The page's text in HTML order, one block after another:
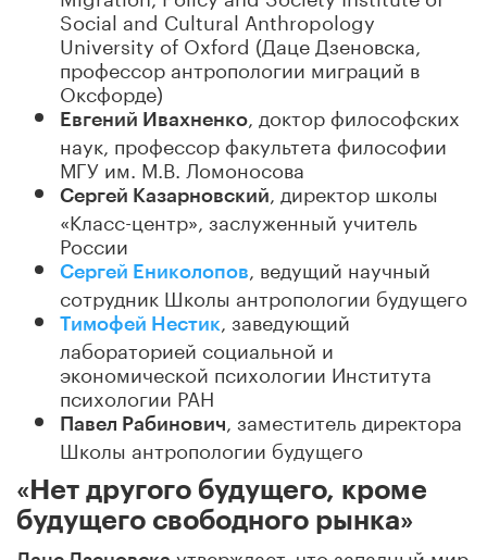
Social and Cultural Anthropology
University of Oxford (Даце Дзеновска,
профессор антропологии миграций в
Оксфорде)
Евгений Ивахненко
, доктор философских
наук, профессор факультета философии
МГУ им. М.В. Ломоносова
Сергей Казарновский
, директор школы
«Класс-центр», заслуженный учитель
России
Сергей Ениколопов
, ведущий научный
сотрудник Школы антропологии будущего
Тимофей Нестик
, заведующий
лабораторией социальной и
экономической психологии Института
психологии РАН
Павел Рабинович
, заместитель директора
Школы антропологии будущего
«Нет другого будущего, кроме
будущего свободного рынка»